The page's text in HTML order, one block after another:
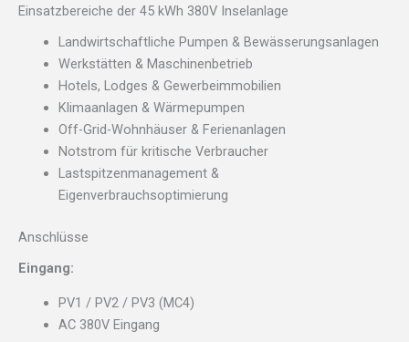
Einsatzbereiche der 45 kWh 380V Inselanlage
Landwirtschaftliche Pumpen & Bewässerungsanlagen
Werkstätten & Maschinenbetrieb
Hotels, Lodges & Gewerbeimmobilien
Klimaanlagen & Wärmepumpen
Off-Grid-Wohnhäuser & Ferienanlagen
Notstrom für kritische Verbraucher
Lastspitzenmanagement &
Eigenverbrauchsoptimierung
Anschlüsse
Eingang:
PV1 / PV2 / PV3 (MC4)
AC 380V Eingang